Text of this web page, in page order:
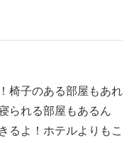
椅子のある部屋もあれ
られる部屋もあるん
るよ！ホテルよりもこ